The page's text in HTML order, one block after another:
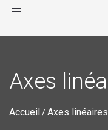
Toggle
Axes
Accueil/Axes linéaires